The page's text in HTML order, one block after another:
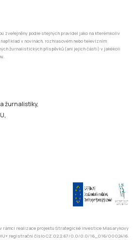
zveřejněny podle stejných pravidel jako na kterémkoliv
v novinách, rozhlasovém nebo televizním
žurnalistických příspěvků (ani jejich částí) v jakékoli
žurnalistiky,
rámci realizace projektu Strategické investice Masarykovy
registrační číslo CZ.02.2.67/0.0/0.0/16_016/0002416.